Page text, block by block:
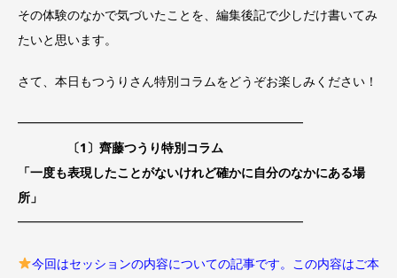
その体験のなかで気づいたことを、編集後記で少しだけ書いてみ
たいと思います。
さて、本日もつうりさん特別コラムをどうぞお楽しみください！
━━━━━━━━━━━━━━━━━━━━━━━
〔1〕齊藤つうり特別コラム
「一度も表現したことがないけれど確かに自分のなかにある場
所」
━━━━━━━━━━━━━━━━━━━━━━━
今回はセッションの内容についての記事です。この内容はご本